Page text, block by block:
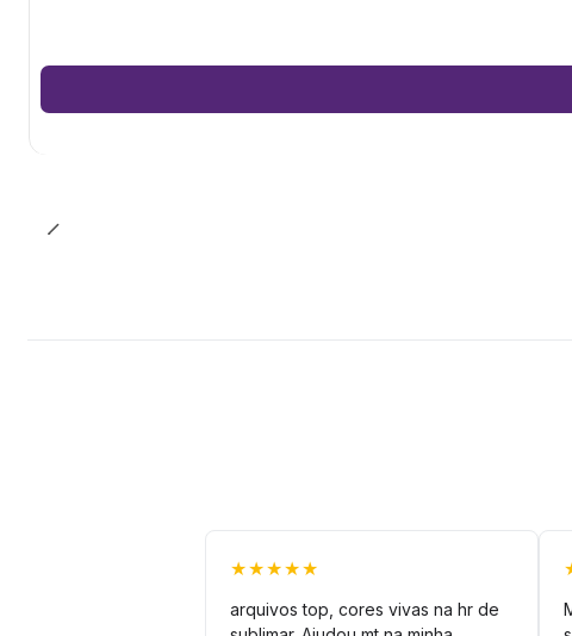
★★★★★
arquivos top, cores vivas na hr de